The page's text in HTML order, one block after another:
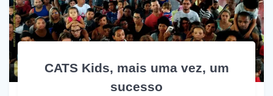
CATS Kids, mais uma vez, um
sucesso